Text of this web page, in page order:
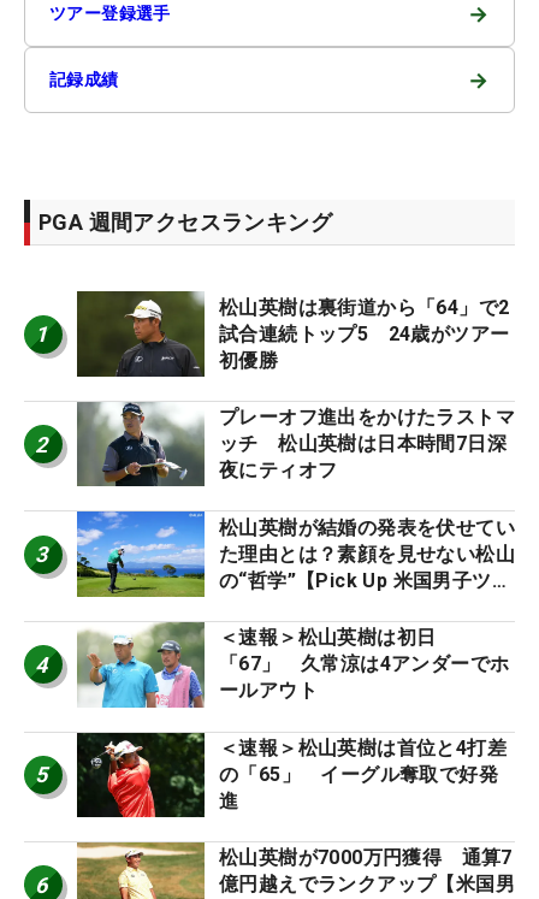
ツアー登録選手 →
記録成績 →
PGA 週間アクセスランキング
1
松山英樹は裏街道から「64」で2
試合連続トップ5 24歳がツアー
初優勝
2
プレーオフ進出をかけたラストマ
ッチ 松山英樹は日本時間7日深
夜にティオフ
3
松山英樹が結婚の発表を伏せてい
た理由とは？素顔を見せない松山
の“哲学”【Pick Up 米国男子ツア
4
＜速報＞松山英樹は初日
「67」 久常涼は4アンダーでホ
ールアウト
5
＜速報＞松山英樹は首位と4打差
の「65」 イーグル奪取で好発
進
6
松山英樹が7000万円獲得 通算7
億円越えでランクアップ【米国男